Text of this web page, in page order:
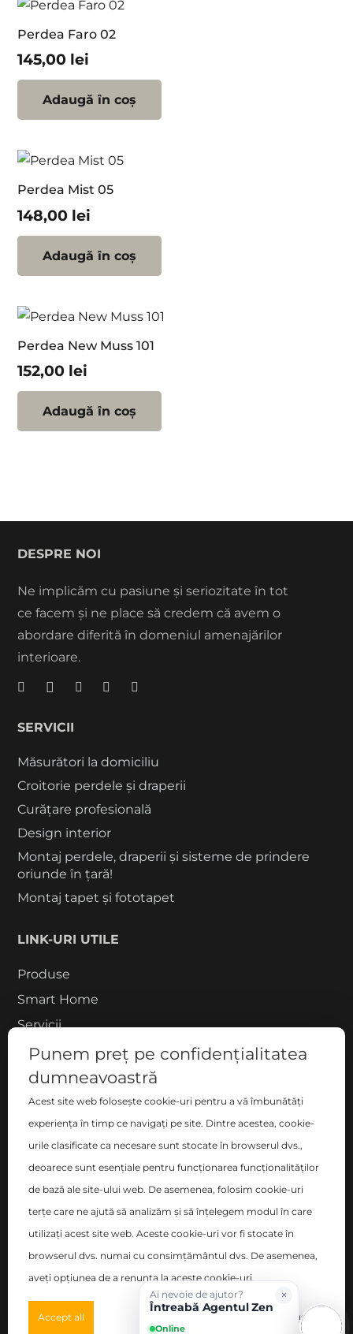
Perdea Faro 02
145,00 lei
Adaugă în coș
Perdea Mist 05
148,00 lei
Adaugă în coș
Perdea New Muss 101
152,00 lei
Adaugă în coș
DESPRE NOI
Ne implicăm cu pasiune și seriozitate în tot
ce facem și ne place să credem că avem o
abordare diferită în domeniul amenajărilor
interioare.
SERVICII
Măsurători la domiciliu
Croitorie perdele și draperii
Curățare profesională
Design interior
Montaj perdele, draperii și sisteme de prindere
oriunde în țară!
Montaj tapet și fototapet
LINK-URI UTILE
Produse
Smart Home
Servicii
Proiecte
Despre noi
Blog
Contact
S.C. ZEN DECO HOME S.R.L.
București, Sector 2 , Blvd-ul Basarabia nr. 200, bl. B,
sc. C, et. 6, ap. 106
CUI: RO38096011
×
Ai nevoie de ajutor?
Întreabă Agentul Zen
Online
Punem preț pe confidențialitatea
dumneavoastră
Acest site web folosește cookie-uri pentru a vă îmbunătăți
experiența în timp ce navigați pe site. Dintre acestea, cookie-
urile clasificate ca necesare sunt stocate în browserul dvs.,
deoarece sunt esențiale pentru funcționarea funcționalităților
de bază ale site-ului web. De asemenea, folosim cookie-uri
terțe care ne ajută să analizăm și să înțelegem modul în care
utilizați acest site web. Aceste cookie-uri vor fi stocate în
browserul dvs. numai cu consimțământul dvs. De asemenea,
aveți opțiunea de a renunța la aceste cookie-uri.
Accept all Preferences